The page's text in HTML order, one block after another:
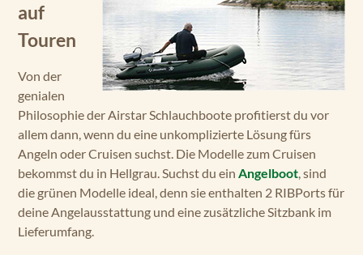
auf
Touren
Von der
genialen
Philosophie der Airstar Schlauchboote profitierst du vor
allem dann, wenn du eine unkomplizierte Lösung fürs
Angeln oder Cruisen suchst. Die Modelle zum Cruisen
bekommst du in Hellgrau. Suchst du ein Angelboot, sind
die grünen Modelle ideal, denn sie enthalten 2 RIBPorts für
deine Angelausstattung und eine zusätzliche Sitzbank im
Lieferumfang.